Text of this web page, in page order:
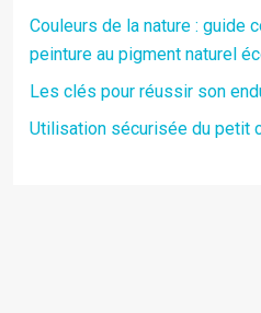
Couleurs de la nature : guide
peinture au pigment naturel
Les clés pour réussir son
Utilisation sécurisée du petit